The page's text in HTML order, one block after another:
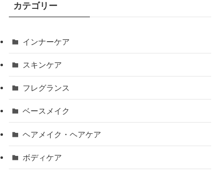
カテゴリー
インナーケア
スキンケア
フレグランス
ベースメイク
ヘアメイク・ヘアケア
ボディケア